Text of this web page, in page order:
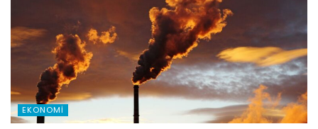
EKONOMI